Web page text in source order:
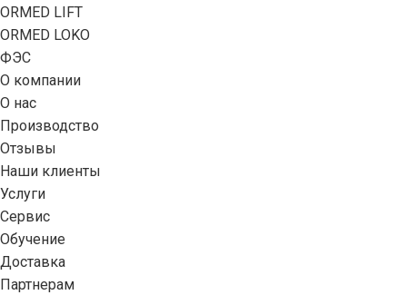
ORMED LIFT
ORMED LOKO
ФЭС
О компании
О нас
Производство
Отзывы
Наши клиенты
Услуги
Сервис
Обучение
Доставка
Партнерам